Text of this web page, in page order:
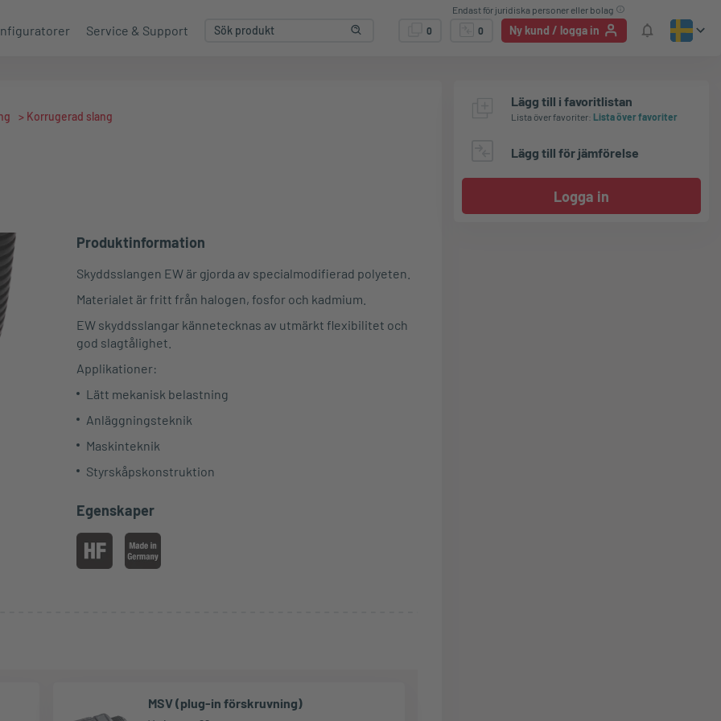
Service & Support 0 0 Ny kund / logga in
Endast för juridiska personer eller bolag
> Korrugerad slang
Produktinformation
Skyddsslangen EW är gjorda av specialmodifierad polyeten.
Materialet är fritt från halogen, fosfor och kadmium.
EW skyddsslangar kännetecknas av utmärkt flexibilitet och
god slagtålighet.
Applikationer:
Lätt mekanisk belastning
Anläggningsteknik
Maskinteknik
Styrskåpskonstruktion
Egenskaper
MSV (plug-in förskruvning)
Lägg till i favoritlistan
Lista över favoriter: Lista över favoriter
Lägg till för jämförelse
Logga in